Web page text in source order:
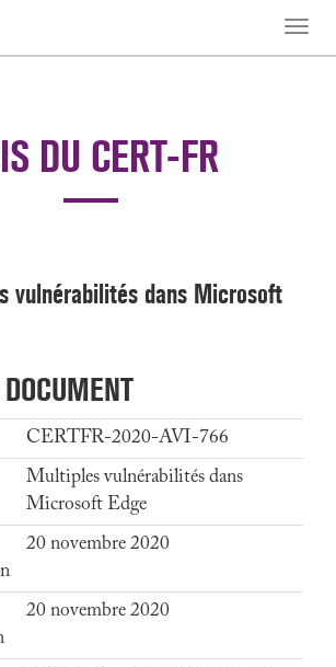
Toggle
DU CERT-FR
vulnérabilités dans Microsoft
CERTFR-2020-AVI-766
Multiples vulnérabilités dans
Microsoft Edge
20 novembre 2020
20 novembre 2020